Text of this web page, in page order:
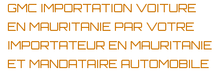
GMC IMPORTATION VOITURE
EN MAURITANIE PAR VOTRE
IMPORTATEUR EN MAURITANIE
ET MANDATAIRE AUTOMOBILE